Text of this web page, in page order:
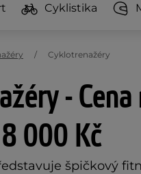
Cyklistika
-
000 Kč
špičkový
Cyklotrenažéry